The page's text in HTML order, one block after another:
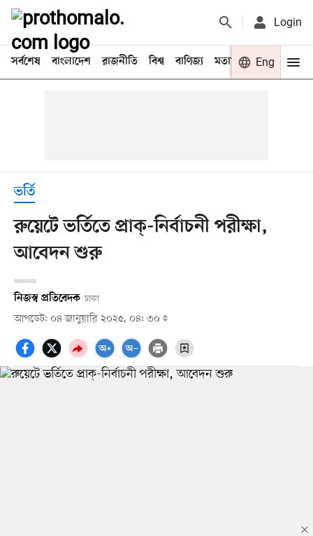
Login
সর্বশেষ বাংলাদেশ রাজনীতি বিশ্ব বাণিজ্য মতামত খেলা
Eng
ভর্তি
রুয়েটে ভর্তিতে প্রাক্‌-নির্বাচনী পরীক্ষা,
আবেদন শুরু
নিজস্ব প্রতিবেদক ঢাকা
আপডেট: ০৪ জানুয়ারি ২০২৫, ০৪: ৩০